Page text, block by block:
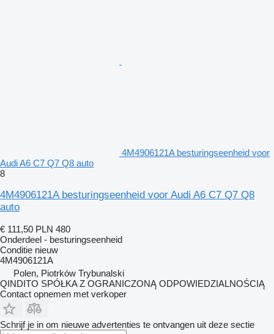
4M4906121A besturingseenheid voor
Audi A6 C7 Q7 Q8 auto
8
4M4906121A besturingseenheid voor Audi A6 C7 Q7 Q8
auto
€ 111,50 PLN 480
Onderdeel - besturingseenheid
Conditie nieuw
4M4906121A
Polen, Piotrków Trybunalski
QINDITO SPÓŁKA Z OGRANICZONĄ ODPOWIEDZIALNOŚCIĄ
Contact opnemen met verkoper
Schrijf je in om nieuwe advertenties te ontvangen uit deze sectie